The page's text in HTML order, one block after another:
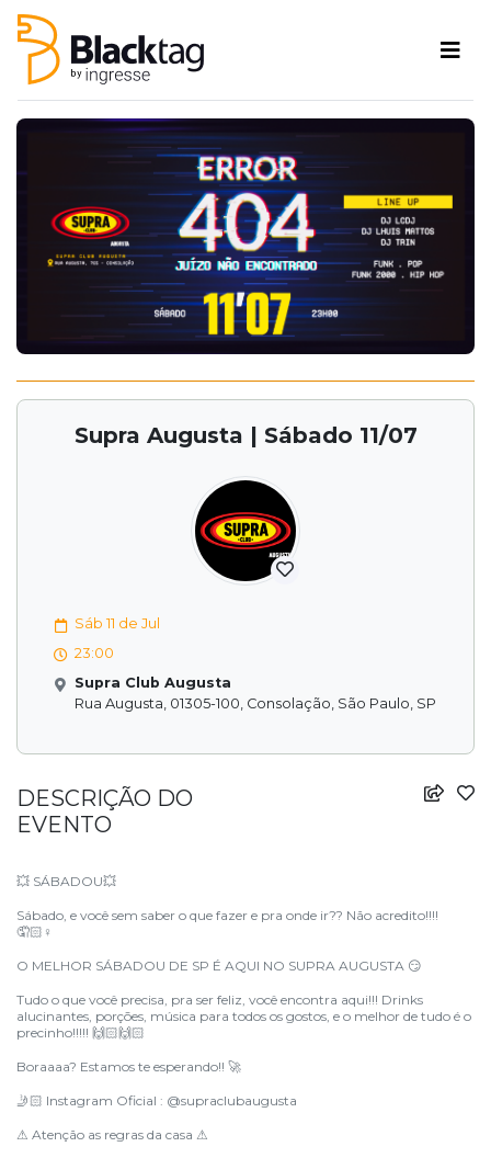
Supra Augusta | Sábado 11/07
Sáb 11 de Jul
23:00
Supra Club Augusta
Rua Augusta, 01305-100, Consolação, São Paulo, SP
DESCRIÇÃO DO
EVENTO
💥 SÁBADOU💥
Sábado, e você sem saber o que fazer e pra onde ir?? Não acredito!!!!
🤦🏻 ‍♀️
O MELHOR SÁBADOU DE SP É AQUI NO SUPRA AUGUSTA 😏
Tudo o que você precisa, pra ser feliz, você encontra aqui!!! Drinks
alucinantes, porções, música para todos os gostos, e o melhor de tudo é o
precinho!!!!! 🙌🏻🙌🏻
Boraaaa? Estamos te esperando!! 🚀
🤳🏻 Instagram Oficial : @supraclubaugusta
⚠ Atenção as regras da casa ⚠